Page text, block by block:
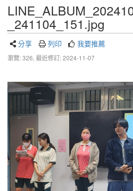
_241104_151.jpg
分享 列印 我要推薦
瀏覽: 326, 最近修訂: 2024-11-07